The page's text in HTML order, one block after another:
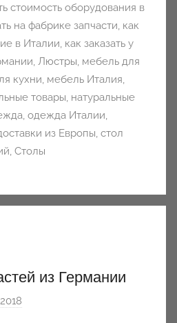
стоимость оборудования в
на фабрике запчасти, как
в Италии, как заказать у
, Люстры, мебель для
кухни, мебель Италия,
товары, натуральные
, одежда Италии,
из Европы, стол
, Столы
из Германии